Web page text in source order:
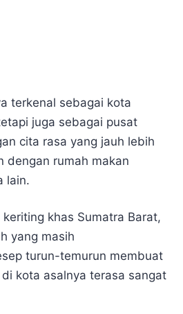
terkenal sebagai kota
juga sebagai pusat
cita rasa yang jauh lebih
dengan rumah makan
lain.
khas Sumatra Barat,
yang masih
turun-temurun membuat
kota asalnya terasa sangat